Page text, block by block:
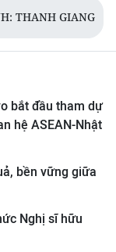
THANH GIANG
bắt đầu tham dự
hệ ASEAN-Nhật
bền vững giữa
Nghị sĩ hữu